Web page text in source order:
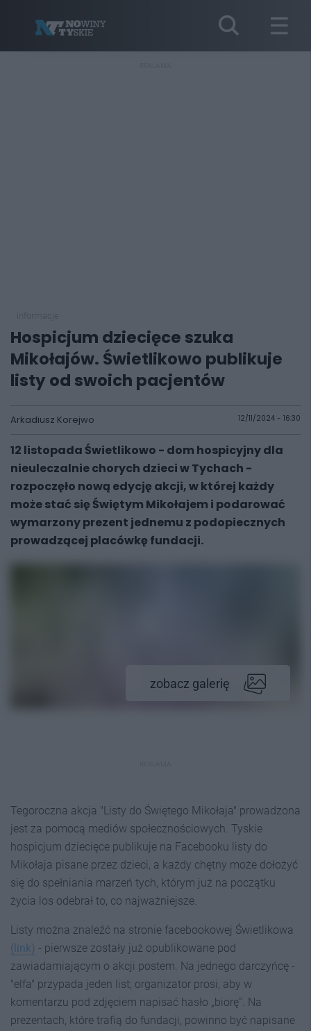
Hospicjum dziecięce szuka
Mikołajów. Świetlikowo publikuje
listy od swoich pacjentów
Arkadiusz Korejwo 12/11/2024 - 16:30
12 listopada Świetlikowo - dom hospicyjny dla
nieuleczalnie chorych dzieci w Tychach -
rozpoczęło nową edycję akcji, w której każdy
może stać się Świętym Mikołajem i podarować
wymarzony prezent jednemu z podopiecznych
prowadzącej placówkę fundacji.
zobacz galerię
Tegoroczna akcja "Listy do Świętego Mikołaja" prowadzona
jest za pomocą mediów społecznościowych. Tyskie
hospicjum dziecięce publikuje na Facebooku listy do
Mikołaja pisane przez dzieci, a każdy chętny może dołożyć
się do spełniania marzeń tych, którym już na początku
życia los odebrał to, co najważniejsze.
Listy można znaleźć na stronie facebookowej Świetlikowa
(link) - pierwsze zostały już opublikowane pod
zawiadamiającym o akcji postem. Na jednego darczyńcę -
"elfa" przypada jeden list; organizator prosi, aby w
komentarzu pod zdjęciem napisać hasło „biorę”. Na
prezentach, które trafią do fundacji, powinno być napisane